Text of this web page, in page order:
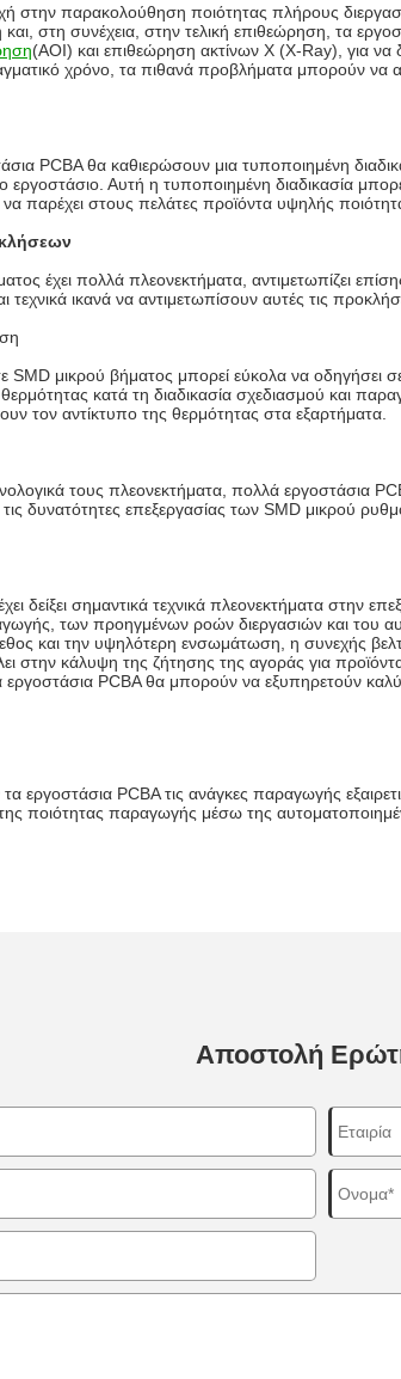
στην παρακολούθηση ποιότητας πλήρους
στη συνέχεια, στην τελική επιθεώρηση, τα
(AOI) και επιθεώρηση ακτίνων Χ (X-Ray), για να
χρόνο, τα πιθανά προβλήματα μπορούν να
PCBA θα καθιερώσουν μια τυποποιημένη
εργοστάσιο. Αυτή η τυποποιημένη διαδικασία
παρέχει στους πελάτες προϊόντα υψηλής
έχει πολλά πλεονεκτήματα, αντιμετωπίζει
τεχνικά ικανά να αντιμετωπίσουν αυτές τις
μικρού βήματος μπορεί εύκολα να
κατά τη διαδικασία σχεδιασμού και
τον αντίκτυπο της θερμότητας στα εξαρτήματα.
τους πλεονεκτήματα, πολλά εργοστάσια
δυνατότητες επεξεργασίας των SMD μικρού
δείξει σημαντικά τεχνικά πλεονεκτήματα στην
των προηγμένων ροών διεργασιών και του
και την υψηλότερη ενσωμάτωση, η συνεχής
στην κάλυψη της ζήτησης της αγοράς για
εργοστάσια PCBA θα μπορούν να εξυπηρετούν
τα εργοστάσια PCBA τις ανάγκες παραγωγής
ποιότητας παραγωγής μέσω της
Αποστολή